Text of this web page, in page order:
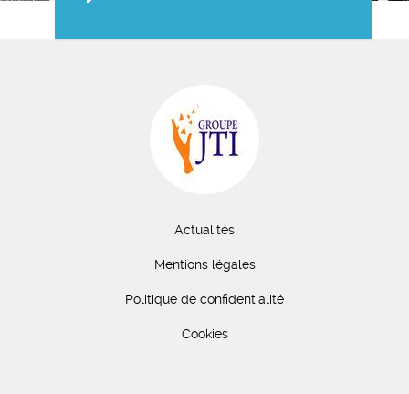
Actualités
Mentions légales
Politique de confidentialité
Cookies